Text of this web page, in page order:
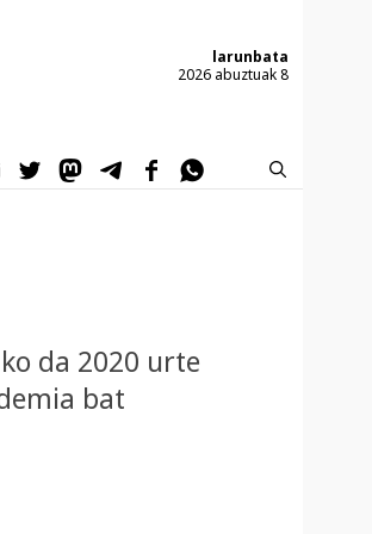
larunbata
2026 abuztuak 8
da 2020 urte
bat